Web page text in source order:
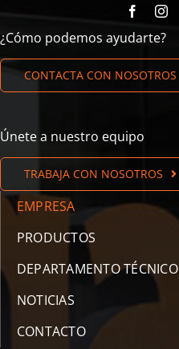
¿Cómo podemos ayudarte?
CONTACTA CON NOSOTROS
Únete a nuestro equipo
TRABAJA CON NOSOTROS
EMPRESA
PRODUCTOS
DEPARTAMENTO TÉCNICO
NOTICIAS
CONTACTO